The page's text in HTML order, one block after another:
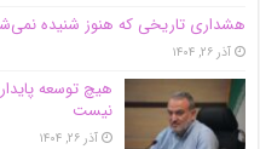
هشداری تاریخی که هنوز شنیده
آذر ۲۶, ۱۴۰۴
هیچ توسعه
نیست
آذر ۲۶, ۱۴۰۴